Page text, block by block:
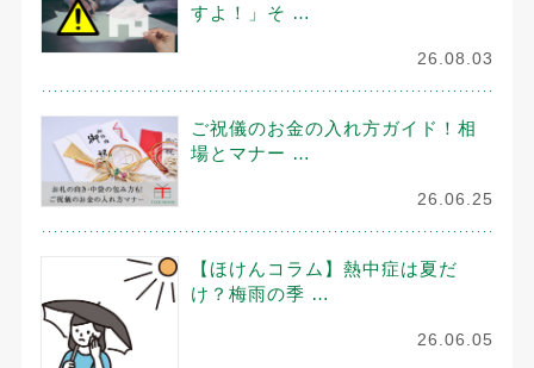
すよ！」そ …
26.08.03
ご祝儀のお金の入れ方ガイド！相
場とマナー …
26.06.25
【ほけんコラム】熱中症は夏だ
け？梅雨の季 …
26.06.05